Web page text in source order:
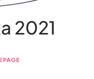
2021